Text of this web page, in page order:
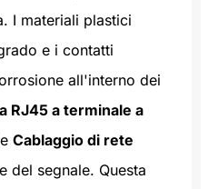
I materiali plastici
e i contatti
all'interno dei
RJ45 a terminale a
Cablaggio di rete
del segnale. Questa